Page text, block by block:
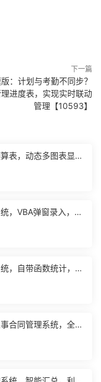
下一篇
：计划与考勤不同步？
进度表，实现实时联动
管理【10593】
表，动态多图表显
，VBA弹窗录入，智
，自带函数统计，功
合同管理系统，全函